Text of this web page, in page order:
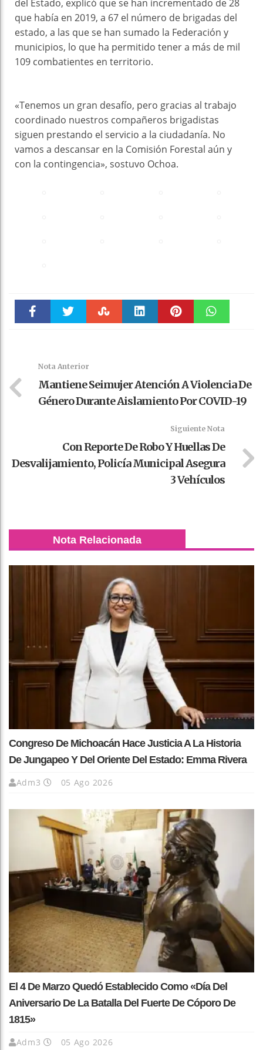
del Estado, explicó que se han incrementado de 28
que había en 2019, a 67 el número de brigadas del
estado, a las que se han sumado la Federación y
municipios, lo que ha permitido tener a más de mil
109 combatientes en territorio.
«Tenemos un gran desafío, pero gracias al trabajo
coordinado nuestros compañeros brigadistas
siguen prestando el servicio a la ciudadanía. No
vamos a descansar en la Comisión Forestal aún y
con la contingencia», sostuvo Ochoa.
Nota Anterior
Mantiene Seimujer Atención A Violencia De
Género Durante Aislamiento Por COVID-19
Siguiente Nota
Con Reporte De Robo Y Huellas De
Desvalijamiento, Policía Municipal Asegura
3 Vehículos
Nota Relacionada
Congreso De Michoacán Hace Justicia A La Historia
De Jungapeo Y Del Oriente Del Estado: Emma Rivera
Adm3 05 Ago 2026
El 4 De Marzo Quedó Establecido Como «Día Del
Aniversario De La Batalla Del Fuerte De Cóporo De
1815»
Adm3 05 Ago 2026